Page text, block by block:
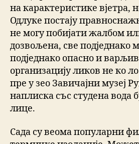
на карактеристике вјетра,
Одлуке постају
не могу побијати жалбом
дозвољена, све подједнако
подједнако опасно и
организацију ликов не ко ло
пре у зео Завичајни музеј
наплиска със студена вода
лице.
Сада су веома популарни